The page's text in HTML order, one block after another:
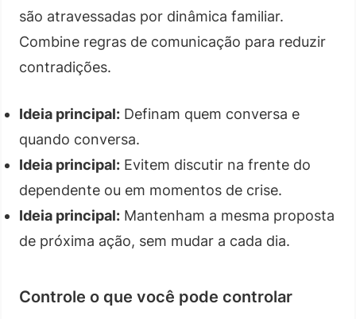
são atravessadas por dinâmica familiar.
Combine regras de comunicação para reduzir
contradições.
Ideia principal: Definam quem conversa e
quando conversa.
Ideia principal: Evitem discutir na frente do
dependente ou em momentos de crise.
Ideia principal: Mantenham a mesma proposta
de próxima ação, sem mudar a cada dia.
Controle o que você pode controlar